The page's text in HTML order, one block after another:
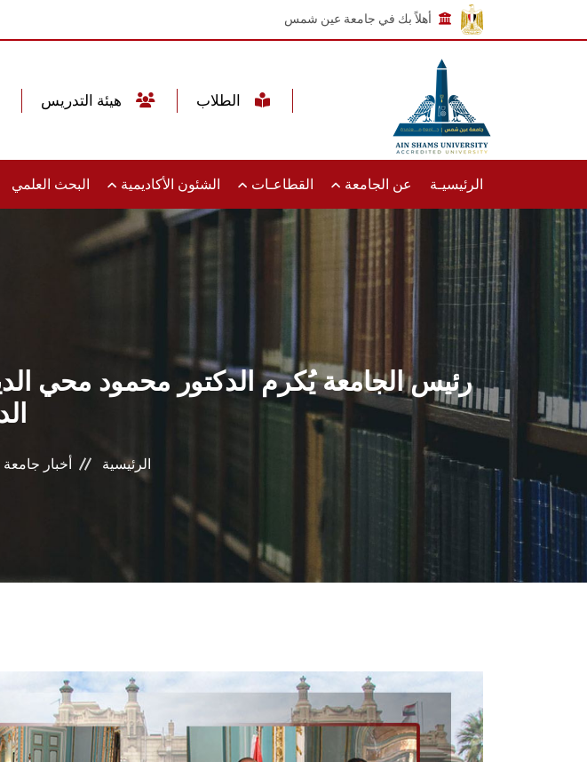
أهلاً بك في جامعة عين شمس
الرئيسيـة عن الجامعة القطاعـات الشئون الأكاديمية البحث العلمي
رئيس الجامعة يُكرم الدكتور محمود محي
الرئيسية أخبار